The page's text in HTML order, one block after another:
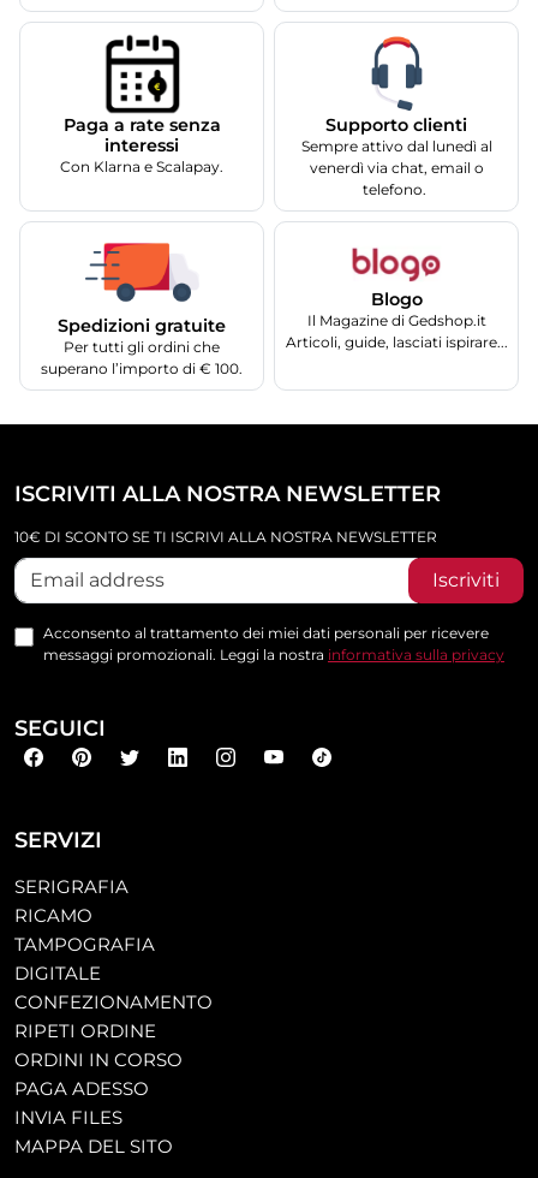
Paga a rate senza
interessi
Con Klarna e Scalapay.
Supporto clienti
Sempre attivo dal lunedì al
venerdì via chat, email o
telefono.
Spedizioni gratuite
Per tutti gli ordini che
superano l’importo di € 100.
Blogo
Il Magazine di Gedshop.it
Articoli, guide, lasciati ispirare...
SERVIZI
SERIGRAFIA
RICAMO
TAMPOGRAFIA
DIGITALE
CONFEZIONAMENTO
RIPETI ORDINE
ORDINI IN CORSO
PAGA ADESSO
INVIA FILES
MAPPA DEL SITO
ISCRIVITI ALLA NOSTRA NEWSLETTER
10€ DI SCONTO SE TI ISCRIVI ALLA NOSTRA NEWSLETTER
Iscriviti
Acconsento al trattamento dei miei dati personali per ricevere
messaggi promozionali. Leggi la nostra informativa sulla privacy
SEGUICI